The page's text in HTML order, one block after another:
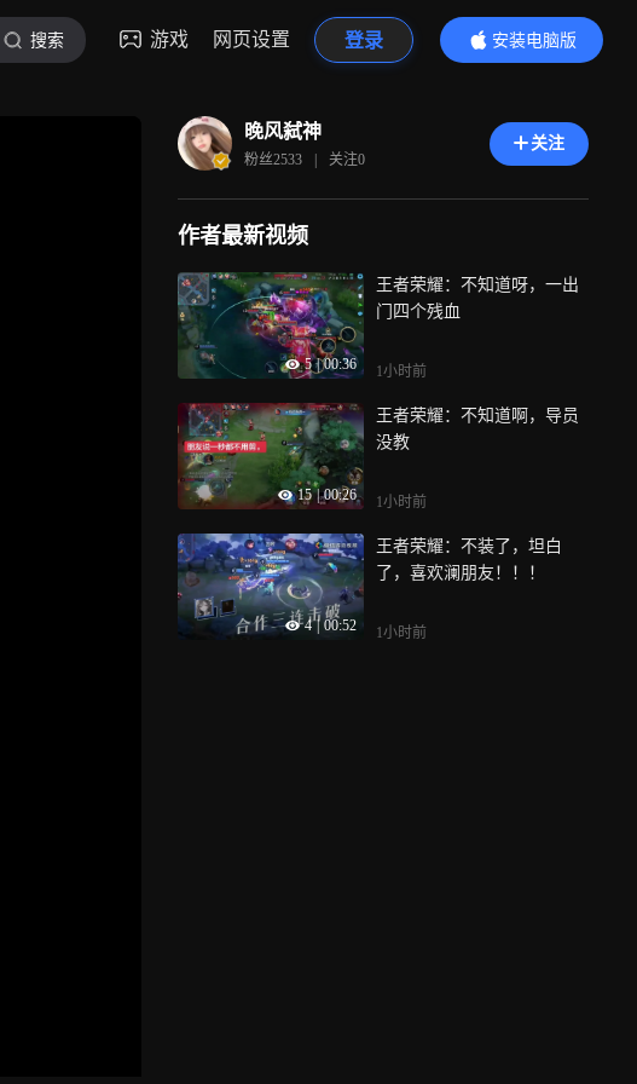
搜索 游戏 网页设置 登录
安装电脑版
内容更精彩
晚风弑神
粉丝2533 | 关注0
关注
作者最新视频
5 | 00:36
王者荣耀：不知道呀，一出
门四个残血
1小时前
15 | 00:26
王者荣耀：不知道啊，导员
没教
1小时前
4 | 00:52
王者荣耀：不装了，坦白
了，喜欢澜朋友！！！
1小时前